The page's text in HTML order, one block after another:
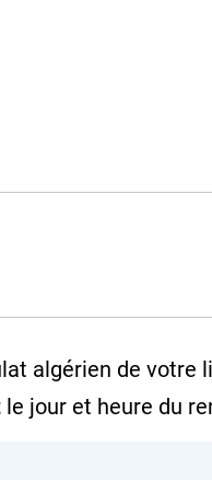
algérien de votre
le jour et heure du